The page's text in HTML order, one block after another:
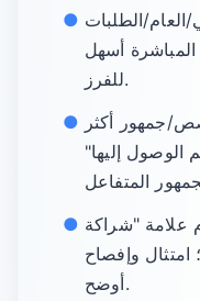
الطلبات
المباشرة أسهل
للفرز.
جمهور أكثر
الوصول إليها"
علامة "شراكة
امتثال وإفصاح
أوضح.